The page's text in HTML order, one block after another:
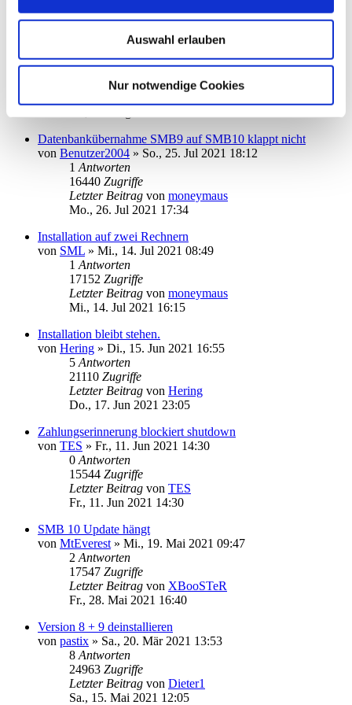
Auswahl erlauben
Nur notwendige Cookies
DKB-TAN2go
2
16Antworten
Zugriffe
Datenbankübernahme SMB9 auf SMB10 klappt nicht
von Benutzer2004 » So., 25. Jul 2021 18:12
1 Antworten
16440 Zugriffe
Letzter Beitrag von moneymaus
Mo., 26. Jul 2021 17:34
Installation auf zwei Rechnern
von SML » Mi., 14. Jul 2021 08:49
1 Antworten
17152 Zugriffe
Letzter Beitrag von moneymaus
Mi., 14. Jul 2021 16:15
Installation bleibt stehen.
von Hering » Di., 15. Jun 2021 16:55
5 Antworten
21110 Zugriffe
Letzter Beitrag von Hering
Do., 17. Jun 2021 23:05
Zahlungserinnerung blockiert shutdown
von TES » Fr., 11. Jun 2021 14:30
0 Antworten
15544 Zugriffe
Letzter Beitrag von TES
Fr., 11. Jun 2021 14:30
SMB 10 Update hängt
von MtEverest » Mi., 19. Mai 2021 09:47
2 Antworten
17547 Zugriffe
Letzter Beitrag von XBooSTeR
Fr., 28. Mai 2021 16:40
Version 8 + 9 deinstallieren
von pastix » Sa., 20. Mär 2021 13:53
8 Antworten
24963 Zugriffe
Letzter Beitrag von Dieter1
Sa., 15. Mai 2021 12:05